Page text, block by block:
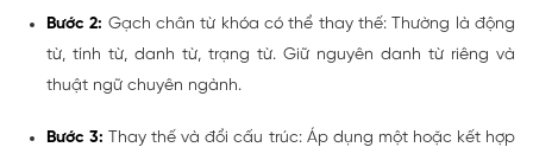
Bước 2: Gạch chân từ khóa có thể thay thế: Thường là động
từ, tính từ, danh từ, trạng từ. Giữ nguyên danh từ riêng và
thuật ngữ chuyên ngành.
Bước 3: Thay thế và đổi cấu trúc:Áp dụng một hoặc kết hợp